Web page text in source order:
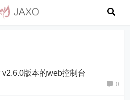
版本的web控制台
0